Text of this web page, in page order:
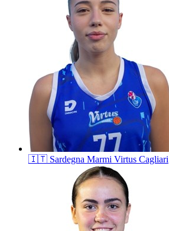
🇮🇹 Sardegna Marmi Virtus Cagliari